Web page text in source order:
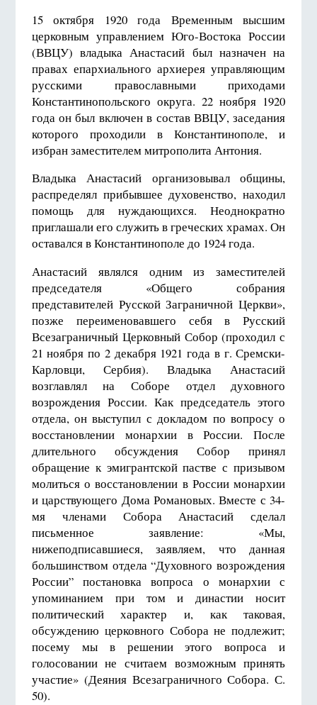
15 октября 1920 года Временным высшим
церковным управлением Юго-Востока России
(ВВЦУ) владыка Анастасий был назначен на
правах епархиального архиерея управляющим
русскими православными приходами
Константинопольского округа. 22 ноября 1920
года он был включен в состав ВВЦУ, заседания
которого проходили в Константинополе, и
избран заместителем митрополита Антония.
Владыка Анастасий организовывал общины,
распределял прибывшее духовенство, находил
помощь для нуждающихся. Неоднократно
приглашали его служить в греческих храмах. Он
оставался в Константинополе до 1924 года.
Анастасий являлся одним из заместителей
председателя «Общего собрания
представителей Русской Заграничной Церкви»,
позже переименовавшего себя в Русский
Всезаграничный Церковный Собор (проходил с
21 ноября по 2 декабря 1921 года в г. Сремски-
Карловци, Сербия). Владыка Анастасий
возглавлял на Соборе отдел духовного
возрождения России. Как председатель этого
отдела, он выступил с докладом по вопросу о
восстановлении монархии в России. После
длительного обсуждения Собор принял
обращение к эмигрантской пастве с призывом
молиться о восстановлении в России монархии
и царствующего Дома Романовых. Вместе с 34-
мя членами Собора Анастасий сделал
письменное заявление: «Мы,
нижеподписавшиеся, заявляем, что данная
большинством отдела “Духовного возрождения
России” постановка вопроса о монархии с
упоминанием при том и династии носит
политический характер и, как таковая,
обсуждению церковного Собора не подлежит;
посему мы в решении этого вопроса и
голосовании не считаем возможным принять
участие» (Деяния Всезаграничного Собора. С.
50).